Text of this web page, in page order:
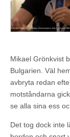
Mikael Grönkvist
Bulgarien. Väl
avbryta redan
motståndarna
se alla sina ess
Det tog dock inte